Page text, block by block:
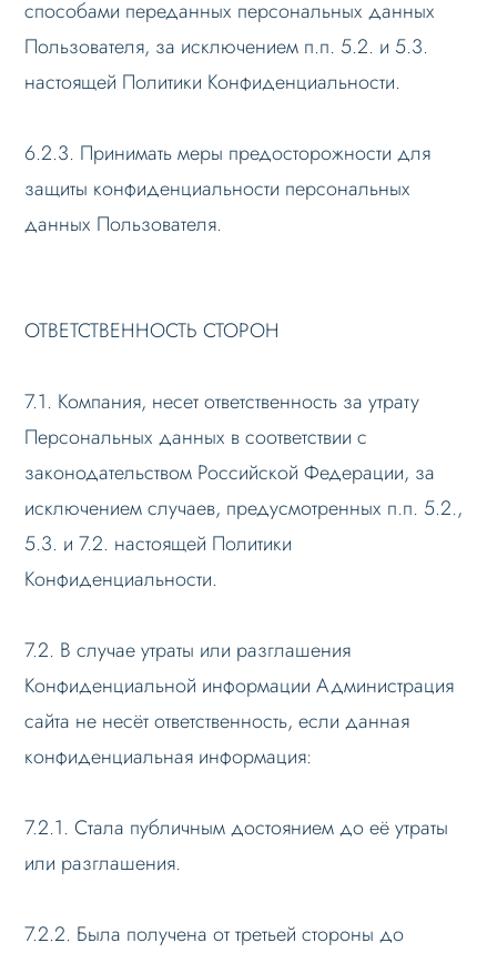
способами переданных персональных данных
Пользователя, за исключением п.п. 5.2. и 5.3.
настоящей Политики Конфиденциальности.
6.2.3. Принимать меры предосторожности для
защиты конфиденциальности персональных
данных Пользователя.
ОТВЕТСТВЕННОСТЬ СТОРОН
7.1. Компания, несет ответственность за утрату
Персональных данных в соответствии с
законодательством Российской Федерации, за
исключением случаев, предусмотренных п.п. 5.2.,
5.3. и 7.2. настоящей Политики
Конфиденциальности.
7.2. В случае утраты или разглашения
Конфиденциальной информации Администрация
сайта не несёт ответственность, если данная
конфиденциальная информация:
7.2.1. Стала публичным достоянием до её утраты
или разглашения.
7.2.2. Была получена от третьей стороны до